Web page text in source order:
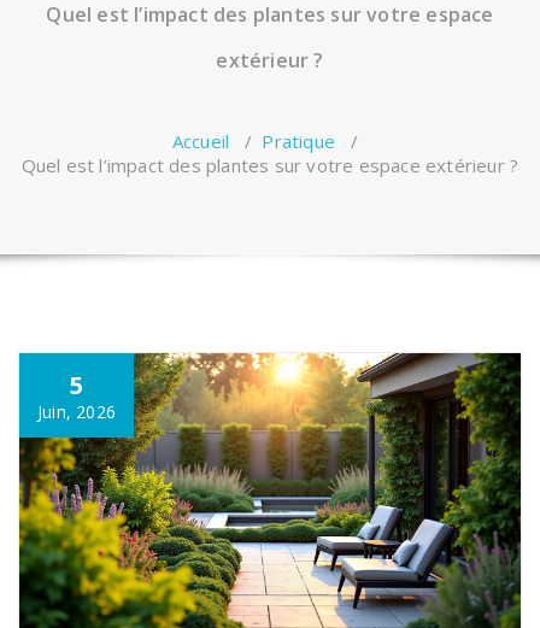
Quel est l’impact des plantes sur votre espace
extérieur ?
Accueil / Pratique /
Quel est l’impact des plantes sur votre espace extérieur ?
5
Juin, 2026